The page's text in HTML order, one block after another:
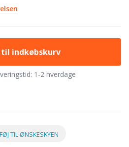
indkøbskurv
1-2 hverdage
TIL ØNSKESKYEN